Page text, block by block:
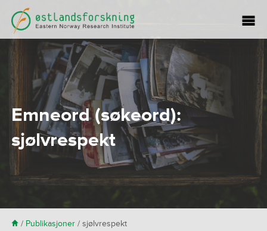
Emneord (søkeord):
sjølvrespekt
H/ Publikasjoner/ sjølvrespekt